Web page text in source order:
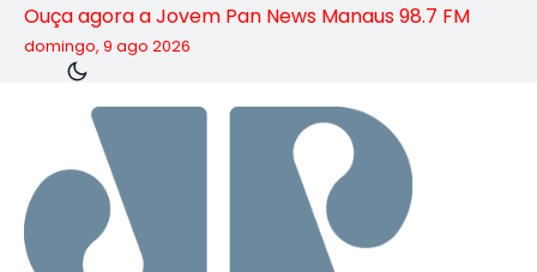
Ouça agora a Jovem Pan News Manaus 98.7 FM
domingo, 9 ago 2026